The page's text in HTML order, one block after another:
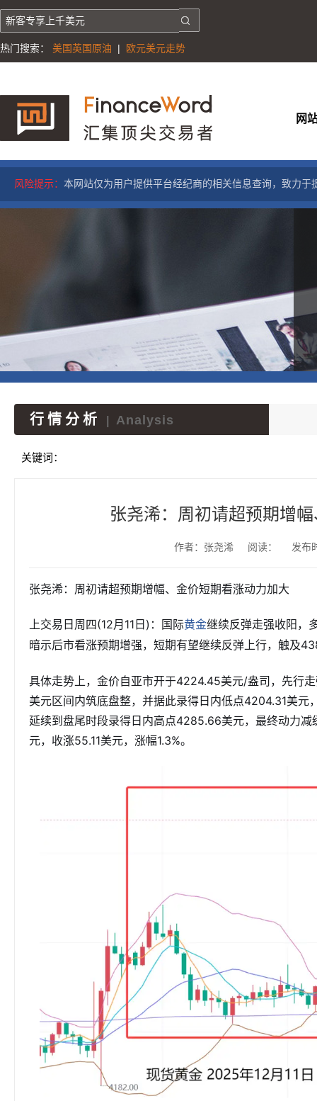
热门搜索： 美国英国原油 | 欧元美元走势
网
风险提示： 本网站仅为用户提供平台经纪商的相关信息查询，致力
行情分析 Analysis
关键词：
张尧浠：周初请超预期增
作者：张尧浠 阅读： 发布
张尧浠：周初请超预期增幅、金价短期看涨动力加大
上交易日周四(12月11日)：国际黄金继续反弹走强收阳，
暗示后市看涨预期增强，短期有望继续反弹上行，触及
具体走势上，金价自亚市开于4224.45美元/盎司，先行
美元区间内筑底盘整，并据此录得日内低点4204.31美
延续到盘尾时段录得日内高点4285.66美元，最终动力
元，收涨55.11美元，涨幅1.3%。